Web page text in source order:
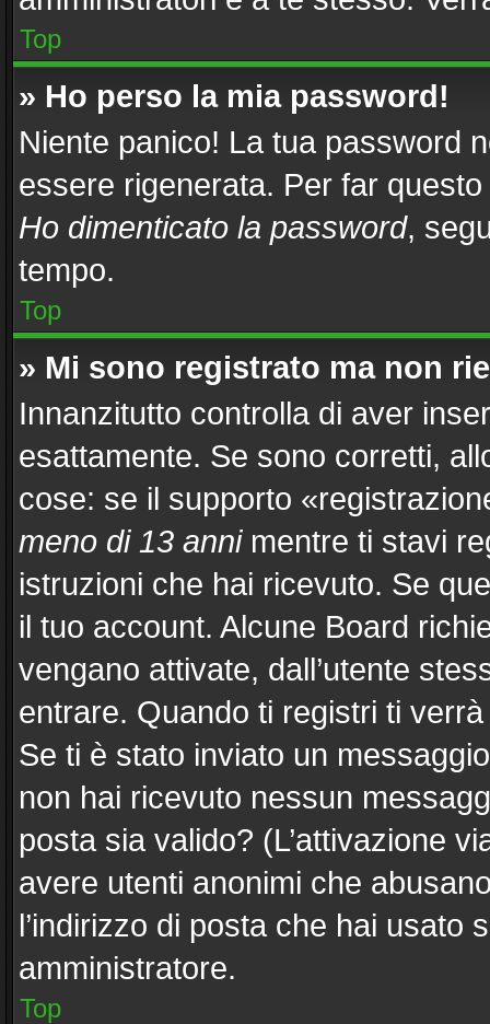
Top
» Ho perso la mia password!
Niente panico! La tua password
essere rigenerata. Per far
Ho dimenticato la password,
tempo.
Top
» Mi sono registrato ma non
Innanzitutto controlla di aver
esattamente. Se sono corretti,
cose: se il supporto
meno di 13 annimentre ti stavi
istruzioni che hai ricevuto. Se
il tuo account. Alcune Board
vengano attivate, dall’utente
entrare. Quando ti registri ti
Se ti è stato inviato un
non hai ricevuto nessun
posta sia valido? (L’attivazione
avere utenti anonimi che
l’indirizzo di posta che hai usato
amministratore.
Top